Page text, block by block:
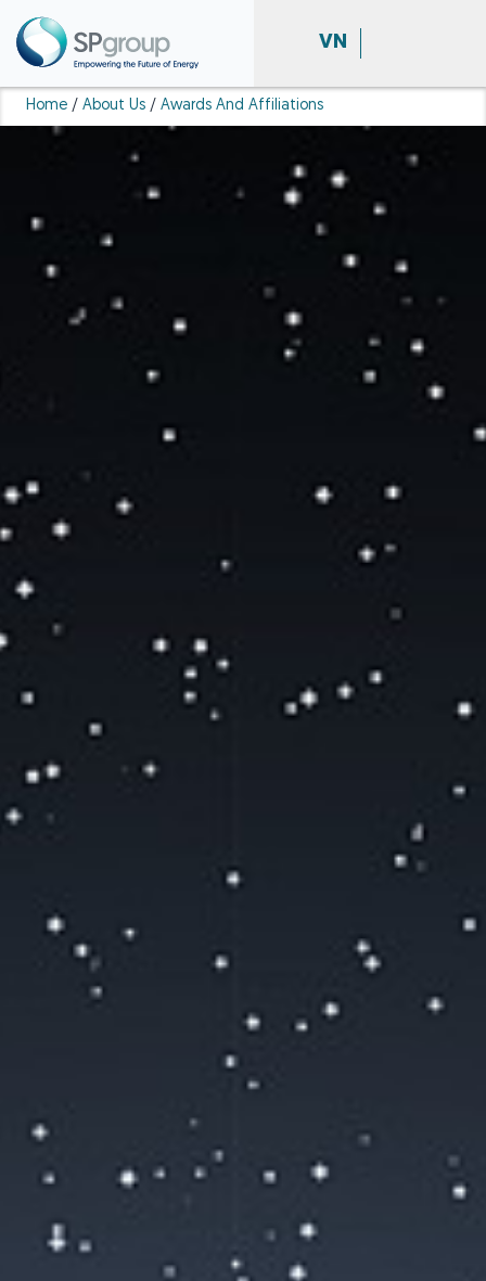
VN
Home / About Us / Awards And Affiliations